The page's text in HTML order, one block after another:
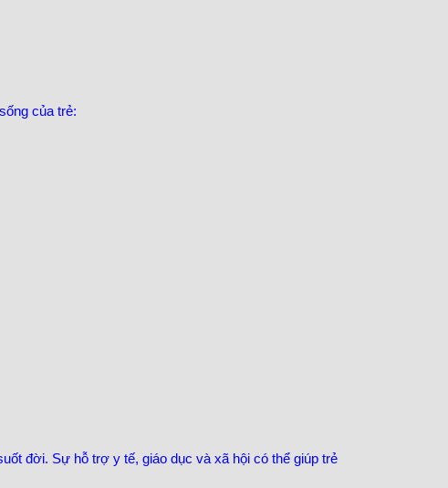
của trẻ:
đời. Sự hỗ trợ y tế, giáo dục và xã hội có thể giúp trẻ